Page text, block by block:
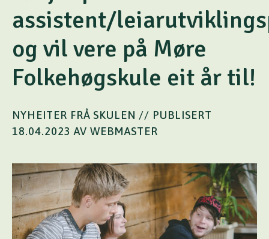
assistent/
og vil vere på Møre
Folkehøgskule eit år til!
NYHEITER FRÅ SKULEN // PUBLISERT
18.04.2023 AV WEBMASTER